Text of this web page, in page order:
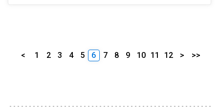
< 1 2 3 4 5 6 7 8 9 10 11 12 > >>